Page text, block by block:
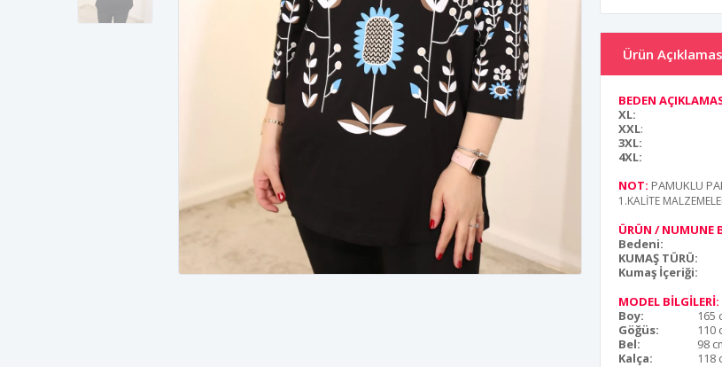
Ürün
BEDEN
XL:
XXL:
3XL:
4XL:
NOT: PAMUKLU
1.KALİTE
ÜRÜN / NUMUNE
Bedeni:
KUMAŞ TÜRÜ:
Kumaş İçeriği:
MODEL BİLGİLERİ:
Boy:
165
Göğüs:
110
Bel:
98
Kalça:
118